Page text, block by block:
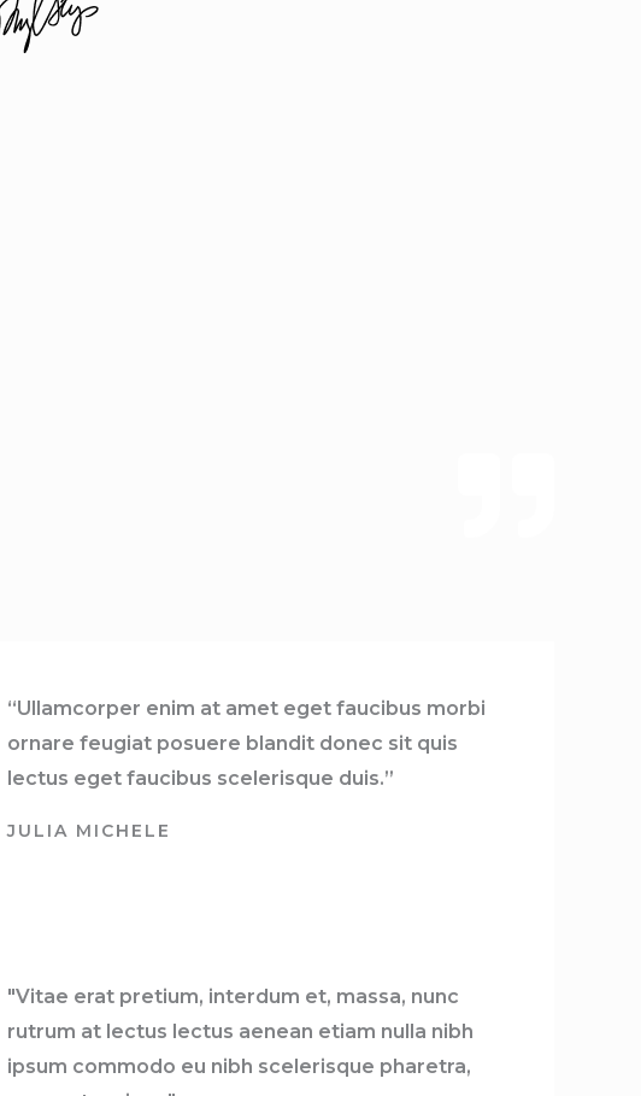
“Ullamcorper enim at amet eget faucibus morbi
ornare feugiat posuere blandit donec sit quis
lectus eget faucibus scelerisque duis.”
JULIA MICHELE
"Vitae erat pretium, interdum et, massa, nunc
rutrum at lectus lectus aenean etiam nulla nibh
ipsum commodo eu nibh scelerisque pharetra,